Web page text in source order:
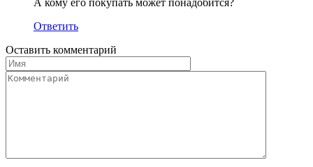
А кому его покупать может понадобится?
Ответить
Оставить комментарий